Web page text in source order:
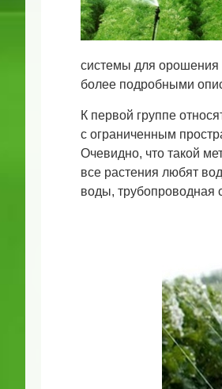
системы для орошения
более подробными
К первой группе
с ограниченным
Очевидно, что такой
все растения любят
воды, трубопроводная